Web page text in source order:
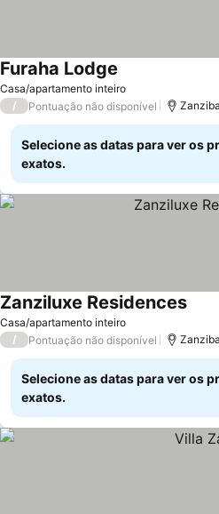
Casa/apartamento inteiro
Furaha Lodge
/ Pontuação não disponível
Selecione as datas para ver os
exatos.
Casa/apartamento inteiro
Zanziluxe Residences
/ Pontuação não disponível
Selecione as datas para ver os
exatos.